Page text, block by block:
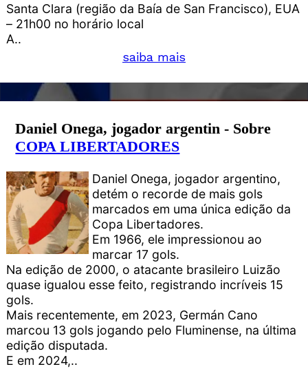
Santa Clara (região da Baía de San Francisco), EUA
– 21h00 no horário local
A..
saiba mais
Daniel Onega, jogador argentin - Sobre
COPA LIBERTADORES
Daniel Onega, jogador argentino,
detém o recorde de mais gols
marcados em uma única edição da
Copa Libertadores.
Em 1966, ele impressionou ao
marcar 17 gols.
Na edição de 2000, o atacante brasileiro Luizão
quase igualou esse feito, registrando incríveis 15
gols.
Mais recentemente, em 2023, Germán Cano
marcou 13 gols jogando pelo Fluminense, na última
edição disputada.
E em 2024,..